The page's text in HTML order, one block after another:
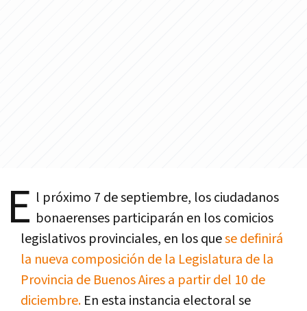
E l próximo 7 de septiembre, los ciudadanos
bonaerenses participarán en los comicios
legislativos provinciales, en los quese definirá
la nueva composición de la Legislatura de la
Provincia de Buenos Aires a partir del 10 de
diciembre. En esta instancia electoral se